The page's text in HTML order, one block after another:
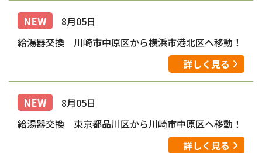
NEW
8月05日
給湯器交換 川崎市中原区から横浜市港北区へ移動！
詳しく見る
NEW
8月05日
給湯器交換 東京都品川区から川崎市中原区へ移動！
詳しく見る